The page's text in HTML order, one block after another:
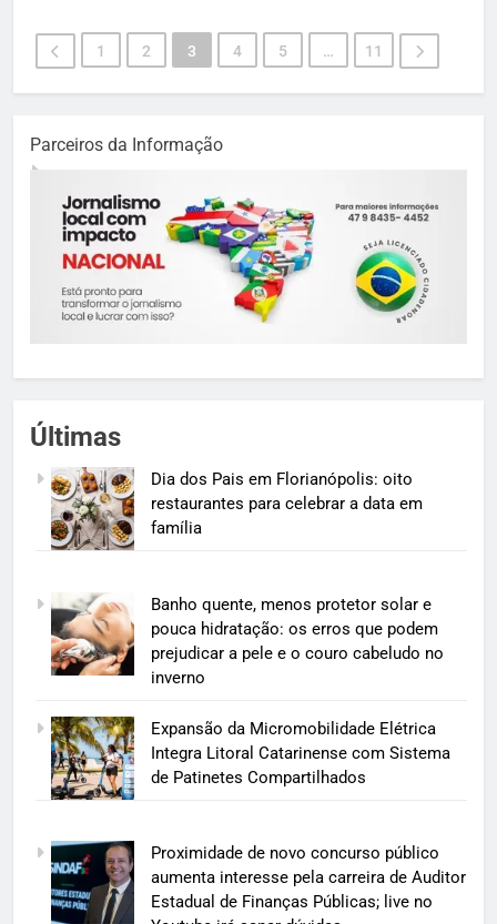
1 2 3 4 5 … 11
Parceiros da Informação
Últimas
Dia dos Pais em Florianópolis: oito
restaurantes para celebrar a data em
família
Banho quente, menos protetor solar e
pouca hidratação: os erros que podem
prejudicar a pele e o couro cabeludo no
inverno
Expansão da Micromobilidade Elétrica
Integra Litoral Catarinense com Sistema
de Patinetes Compartilhados
Proximidade de novo concurso público
aumenta interesse pela carreira de Auditor
Estadual de Finanças Públicas; live no